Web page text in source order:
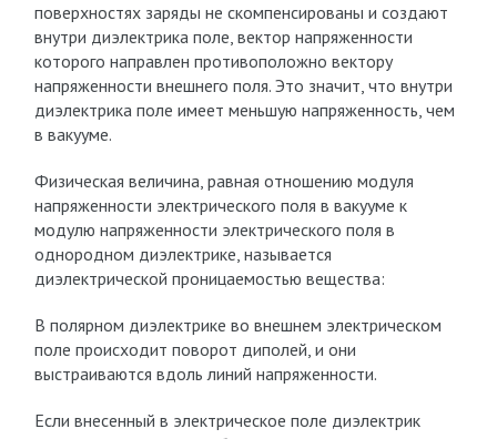
поверхностях заряды не скомпенсированы и создают
внутри диэлектрика поле, вектор напряженности
которого направлен противоположно вектору
напряженности внешнего поля. Это значит, что внутри
диэлектрика поле имеет меньшую напряженность, чем
в вакууме.
Физическая величина, равная отношению модуля
напряженности электрического поля в вакууме к
модулю напряженности электрического поля в
однородном диэлектрике, называется
диэлектрической проницаемостью вещества:
В полярном диэлектрике во внешнем электрическом
поле происходит поворот диполей, и они
выстраиваются вдоль линий напряженности.
Если внесенный в электрическое поле диэлектрик